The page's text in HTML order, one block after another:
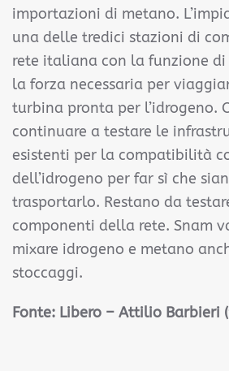
importazioni di metano.
una delle tredici stazioni di
rete italiana con la funzione
la forza necessaria per
turbina pronta per l’idrogeno.
continuare a testare le
esistenti per la compatibilità
dell’idrogeno per far sì che
trasportarlo. Restano da
componenti della rete. Snam
mixare idrogeno e metano
stoccaggi.
Fonte: Libero – Attilio Barbieri